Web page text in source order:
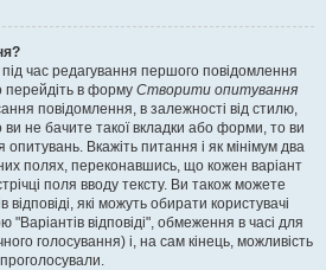
час редагування першого повідомлення
перейдіть в форму Створити опитування
повідомлення, в залежності від стилю,
не бачите такої вкладки або форми, то ви
Вкажіть питання і як мінімум два
полях, переконавшись, що кожен варіант
поля вводу тексту. Ви також можете
відповіді, які можуть обирати користувачі
"Варіантів відповіді", обмеження в часі для
голосування) і, на сам кінець, можливість